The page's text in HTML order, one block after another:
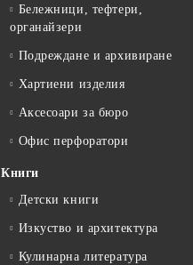
Бележници, тефтери,
органайзери
Подреждане и архивиране
Хартиени изделия
Аксесоари за бюро
Офис перфоратори
Книги
Детски книги
Изкуство и архитектура
Кулинарна литература